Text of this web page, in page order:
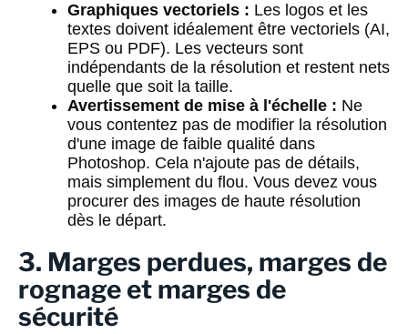
Graphiques vectoriels : Les logos et les
textes doivent idéalement être vectoriels (AI,
EPS ou PDF). Les vecteurs sont
indépendants de la résolution et restent nets
quelle que soit la taille.
Avertissement de mise à l'échelle : Ne
vous contentez pas de modifier la résolution
d'une image de faible qualité dans
Photoshop. Cela n'ajoute pas de détails,
mais simplement du flou. Vous devez vous
procurer des images de haute résolution
dès le départ.
3. Marges perdues, marges de
rognage et marges de
sécurité